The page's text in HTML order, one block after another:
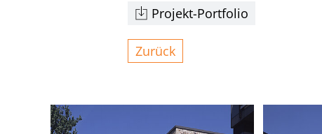
Projekt-Portfolio
Zurück